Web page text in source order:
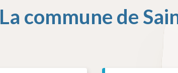
La commune de